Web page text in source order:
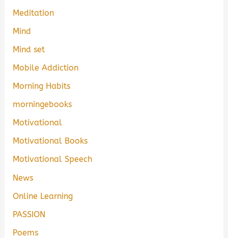
Meditation
Mind
Mind set
Mobile Addiction
Morning Habits
morningebooks
Motivational
Motivational Books
Motivational Speech
News
Online Learning
PASSION
Poems